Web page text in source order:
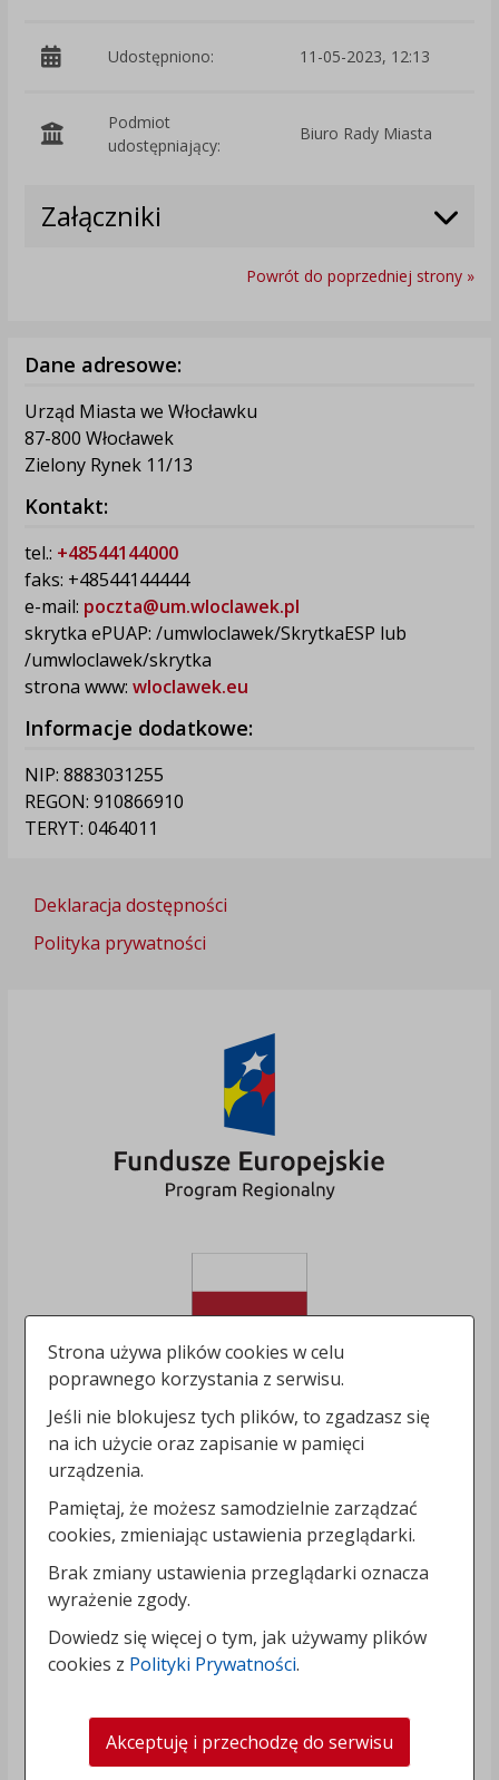
Udostępniono: 11-05-2023, 12:13
Podmiot
udostępniający:
Biuro Rady Miasta
Załączniki
Powrót do poprzedniej strony »
Dane adresowe:
Urząd Miasta we Włocławku
87-800 Włocławek
Zielony Rynek 11/13
Kontakt:
tel.: +48544144000
faks: +48544144444
e-mail: poczta@um.wloclawek.pl
skrytka ePUAP: /umwloclawek/SkrytkaESP lub
/umwloclawek/skrytka
strona www: wloclawek.eu
Informacje dodatkowe:
NIP: 8883031255
REGON: 910866910
TERYT: 0464011
Deklaracja dostępności
Polityka prywatności
Strona używa plików cookies w celu
poprawnego korzystania z serwisu.
Jeśli nie blokujesz tych plików, to zgadzasz się
na ich użycie oraz zapisanie w pamięci
urządzenia.
Pamiętaj, że możesz samodzielnie zarządzać
cookies, zmieniając ustawienia przeglądarki.
Brak zmiany ustawienia przeglądarki oznacza
wyrażenie zgody.
Dowiedz się więcej o tym, jak używamy plików
cookies z Polityki Prywatności.
Akceptuję i przechodzę do serwisu